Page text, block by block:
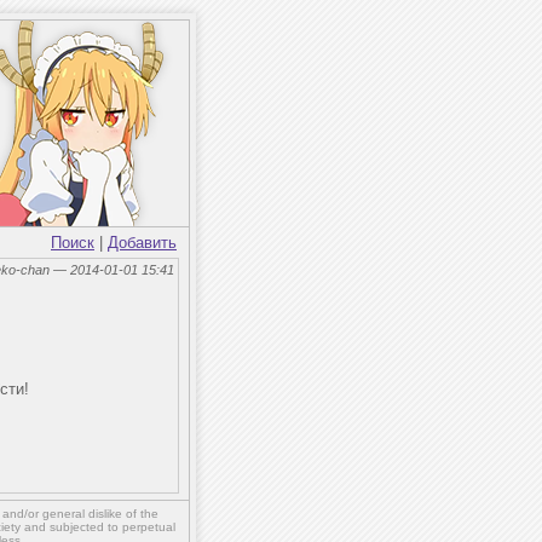
Поиск Добавить
chan — 2014-01-01 15:41
and/or general dislike of the
and subjected to perpetual